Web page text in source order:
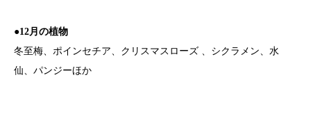
●12月の植物
冬至梅、ポインセチア、クリスマスローズ 、シクラメン、水
仙、パンジーほか